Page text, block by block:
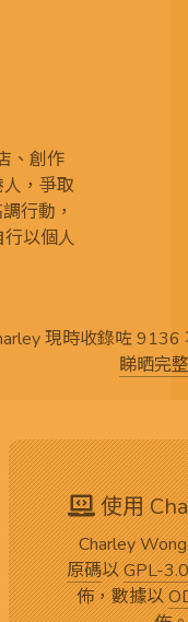
、創作
，爭取
行動，
以個人
現時收錄咗 9136
睇晒完
使用
Charley
原碼以GPL-
佈，數據以